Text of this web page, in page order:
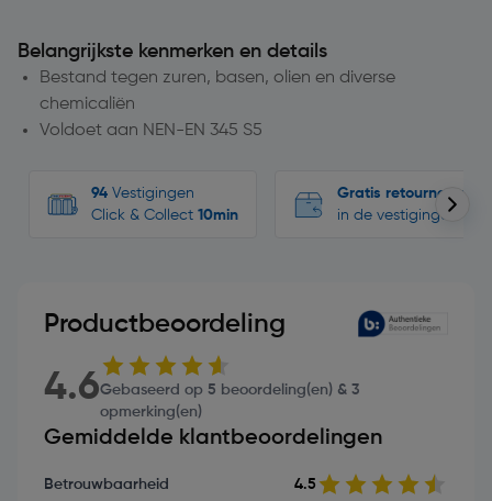
Belangrijkste kenmerken en details
Bestand tegen zuren, basen, olien en diverse
chemicaliën
Voldoet aan NEN-EN 345 S5
94 Vestigingen
Click & Collect 10min
Gratis retourneren
in de vestigingen
Productbeoordeling
4.6Gebaseerd op 5 beoordeling(en) & 3
opmerking(en)
Gemiddelde klantbeoordelingen
Betrouwbaarheid 4.5